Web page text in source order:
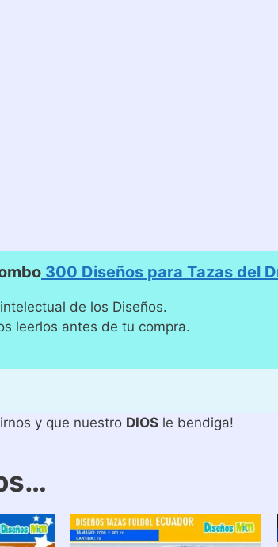
300 Diseños para Tazas del
de los Diseños.
leerlos antes de tu compra.
y que nuestro DIOSle bendiga!